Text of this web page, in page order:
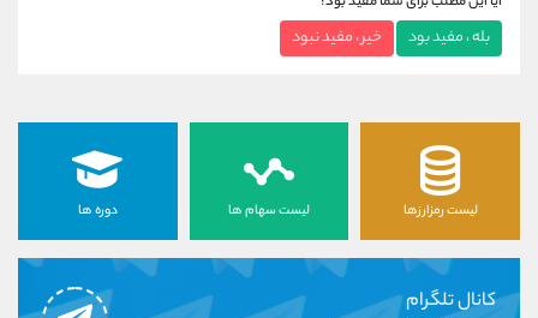
بله ، مفید بود خیر ، مفید نبود
لیست رمزارزها لیست سهام ها دوره ها
کانال تلگرام